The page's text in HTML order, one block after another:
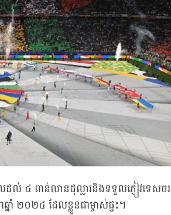
ដល់ ៤ ពាន់លានដុល្លារនិងទទួលភ្ញៀវទេសចរ
ាំ ២០២៤ ដែលខ្លួនជាម្ចាស់ផ្ទះ។